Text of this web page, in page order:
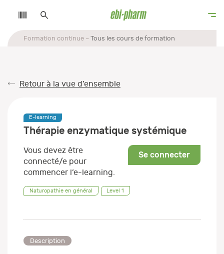
Formation continue Tous les cours de formation
Retour à la vue d’ensemble
E-learning
Thérapie enzymatique systémique
Se connecter
Vous devez être
connecté/e pour
commencer l’e-learning.
Naturopathie en général Level 1
Description